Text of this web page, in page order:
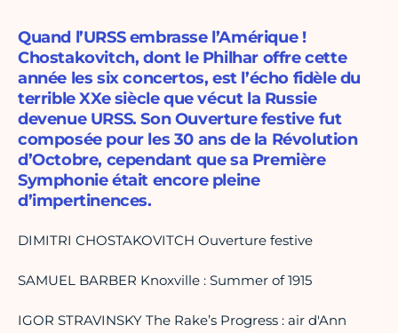
Quand l’URSS embrasse l’Amérique !
Chostakovitch, dont le Philhar offre cette
année les six concertos, est l’écho fidèle du
terrible XXe siècle que vécut la Russie
devenue URSS. Son Ouverture festive fut
composée pour les 30 ans de la Révolution
d’Octobre, cependant que sa Première
Symphonie était encore pleine
d’impertinences.
DIMITRI CHOSTAKOVITCH Ouverture festive
SAMUEL BARBER Knoxville : Summer of 1915
IGOR STRAVINSKY The Rake’s Progress : air d'Ann